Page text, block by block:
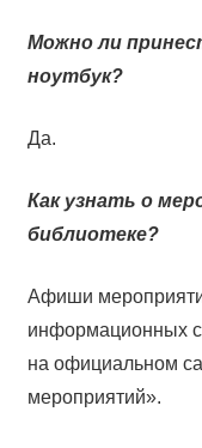
Можно ли
ноутбук?
Да.
Как узнать о
библиотеке?
Афиши
информационных
на официальном
мероприятий».